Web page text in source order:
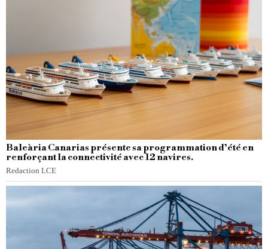
Baleària Canarias présente sa programmation d’été en
renforçant la connectivité avec 12 navires.
Redaction LCE